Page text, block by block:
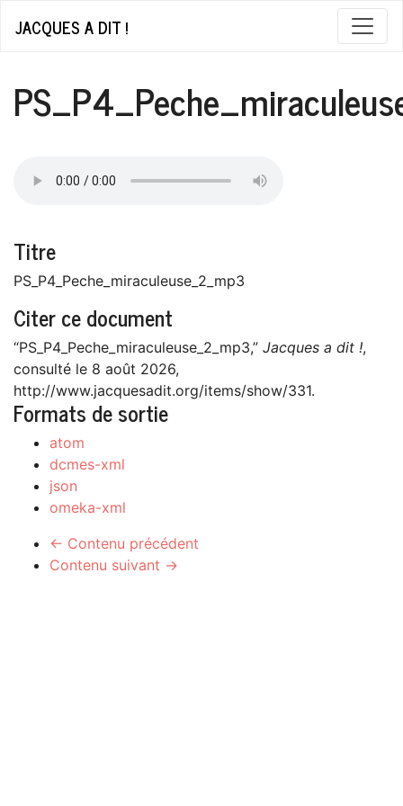
JACQUES A DIT !
Titre
PS_P4_Peche_miraculeuse_2_mp3
Citer ce document
“PS_P4_Peche_miraculeuse_2_mp3,” Jacques a dit !,
consulté le 8 août 2026,
http://www.jacquesadit.org/items/show/331.
Formats de sortie
atom
dcmes-xml
json
omeka-xml
← Contenu précédent
Contenu suivant →